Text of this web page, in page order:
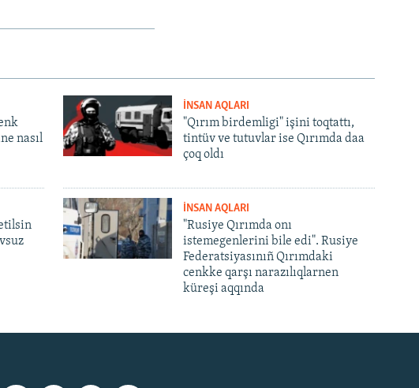
nasıl
İNSAN AQLARI
"Qırım birdemligi" işini toqtattı,
tintüv ve tutuvlar ise Qırımda daa
çoq oldı
İNSAN AQLARI
"Rusiye Qırımda onı
istemegenlerini bile edi". Rusiye
Federatsiyasınıñ Qırımdaki
cenkke qarşı narazılıqlarnen
küreşi aqqında